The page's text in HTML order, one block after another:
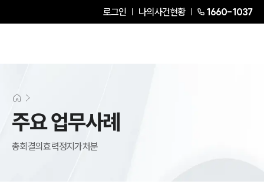
로그인 나의사건현황 1660-1037
주요 업무사례
총회결의효력정지가처분